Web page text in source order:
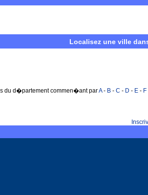
Localisez une ville
du d�partement commen�ant parA- B - C - D - E - F